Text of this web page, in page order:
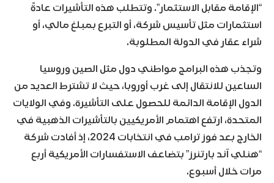
“الإقامة مقابل الاستثمار”. وتتطلب هذه التأشيرات عادةً
استثمارات مثل تأسيس شركة، أو التبرع بمبلغ مالي، أو
شراء عقار في الدولة المطلوبة.
وتجذب هذه البرامج مواطني دول مثل الصين وروسيا
الساعين للانتقال إلى غرب أوروبا، حيث لا تشترط العديد من
الدول الإقامة الدائمة للحصول على التأشيرة. وفي الولايات
المتحدة، ارتفع اهتمام الأمريكيين بالتأشيرات الذهبية في
الخارج بعد فوز ترامب في انتخابات 2024، إذ أفادت شركة
“هنلي آند بارتنرز” بتضاعف الاستفسارات الأمريكية أربع
مرات خلال أسبوع.